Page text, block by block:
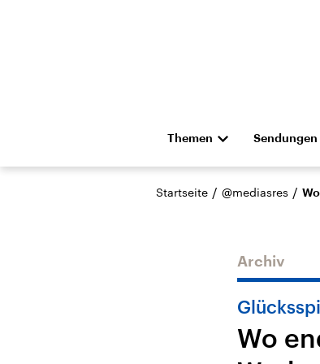
Themen
Die Nachrichten
Hörspiel und Feature
Landtagswahl Sachsen-
Sendungen
Startseite / @mediasres /
Archiv
Wo